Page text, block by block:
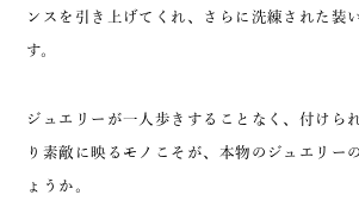
ンスを引き上げてくれ、さらに洗練された装
す。
ジュエリーが一人歩きすることなく、付けら
り素敵に映るモノこそが、本物のジュエリー
ょうか。